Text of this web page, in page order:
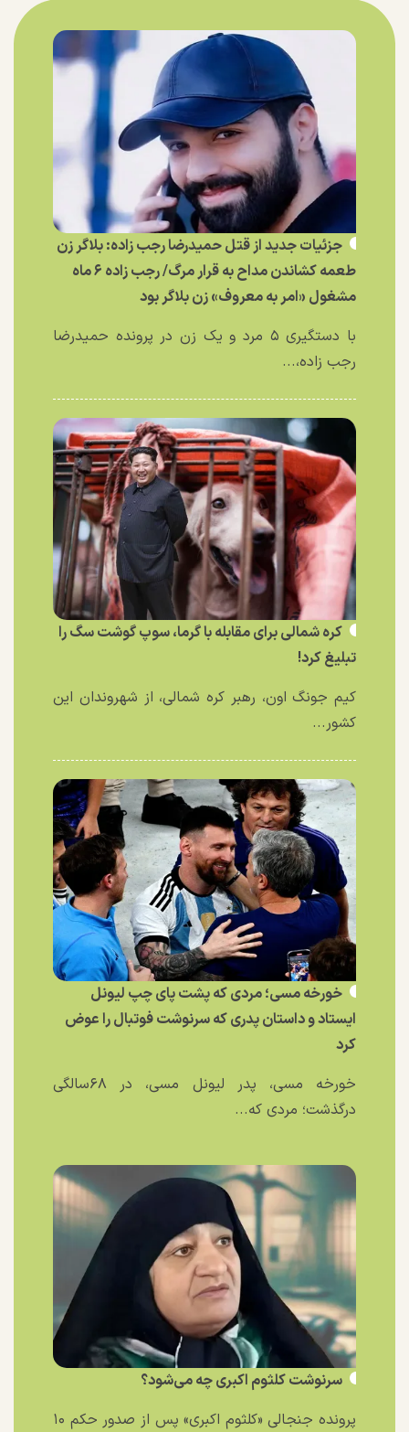
جزئیات جدید از قتل حمیدرضا رجب زاده: بلاگر زن
طعمه کشاندن مداح به قرار مرگ/ رجب زاده ۶ ماه
مشغول «امر به معروف» زن بلاگر بود
با دستگیری ۵ مرد و یک زن در پرونده حمیدرضا
رجب زاده،...
کره شمالی برای مقابله با گرما، سوپ گوشت سگ را
تبلیغ کرد!
کیم جونگ اون، رهبر کره شمالی، از شهروندان این
کشور...
خورخه مسی؛ مردی که پشت پای چپ لیونل
ایستاد و داستان پدری که سرنوشت فوتبال را عوض
کرد
خورخه مسی، پدر لیونل مسی، در ۶۸سالگی
درگذشت؛ مردی که...
سرنوشت کلثوم اکبری چه می‌شود؟
پرونده جنجالی «کلثوم اکبری» پس از صدور حکم ۱۰